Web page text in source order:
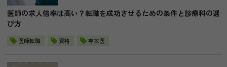
医師の求人倍率は高い？転職を成功させるための条件と診療科の選
び方
医師転職 資格 専攻医